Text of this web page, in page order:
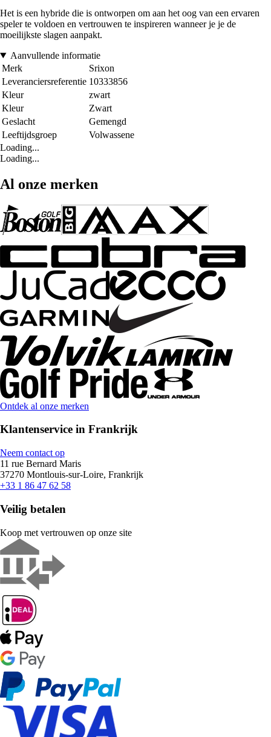
Het is een hybride die is ontworpen om aan het oog van een ervaren
speler te voldoen en vertrouwen te inspireren wanneer je je de
moeilijkste slagen aanpakt.
Aanvullende informatie
Merk
Srixon
Leveranciersreferentie 10333856
Kleur
zwart
Kleur
Zwart
Geslacht
Gemengd
Leeftijdsgroep
Volwassene
Loading...
Loading...
Al onze merken
Ontdek al onze merken
Klantenservice in Frankrijk
Neem contact op
11 rue Bernard Maris
37270 Montlouis-sur-Loire, Frankrijk
+33 1 86 47 62 58
Veilig betalen
Koop met vertrouwen op onze site